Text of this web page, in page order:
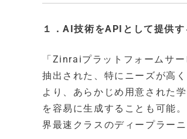
１．AI技術をAPIとして提供
「Zinraiプラットフォームサ
抽出された、特にニーズが高
より、あらかじめ用意された
を容易に生成することも可能
界最速クラスのディープラー